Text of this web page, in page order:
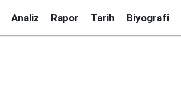
Analiz Rapor Tarih Biyografi